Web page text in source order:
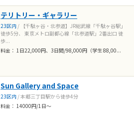
テリトリー・ギャラリー
23区内 / 【千駄ヶ谷・北参道】JR総武線「千駄ヶ谷駅」
徒歩5分、 東京メトロ副都心線「北参道駅」2番出口 徒
歩...
料金： 1日22,000円、3日間/98,000円（学生 88,00...
Sun Gallery and Space
23区内 / 本郷三丁目駅から徒歩4分
料金： 14000円/1日～